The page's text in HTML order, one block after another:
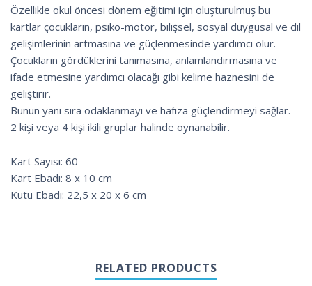
Özellikle okul öncesi dönem eğitimi için oluşturulmuş bu
kartlar çocukların, psiko-motor, bilişsel, sosyal duygusal ve dil
gelişimlerinin artmasına ve güçlenmesinde yardımcı olur.
Çocukların gördüklerini tanımasına, anlamlandırmasına ve
ifade etmesine yardımcı olacağı gibi kelime haznesini de
geliştirir.
Bunun yanı sıra odaklanmayı ve hafıza güçlendirmeyi sağlar.
2 kişi veya 4 kişi ikili gruplar halinde oynanabilir.
Kart Sayısı: 60
Kart Ebadı: 8 x 10 cm
Kutu Ebadı: 22,5 x 20 x 6 cm
RELATED PRODUCTS